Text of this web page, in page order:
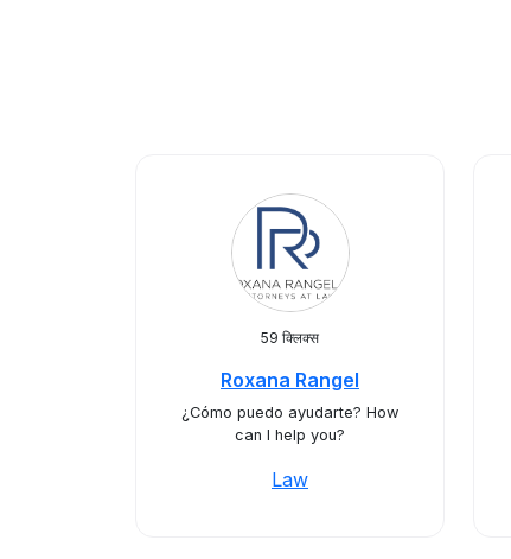
59 क्लिक्स
Roxana Rangel
¿Cómo puedo ayudarte? How
can I help you?
Law